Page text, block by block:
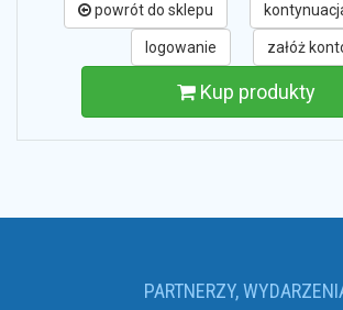
powrót do sklepu
logowanie załóż
Kup produkty
PARTNERZY,